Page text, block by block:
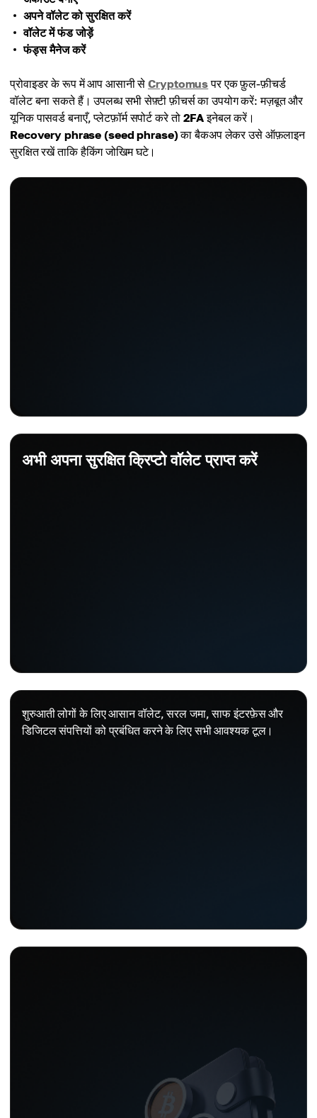
अपने वॉलेट को सुरक्षित करें
वॉलेट में फंड जोड़ें
फंड्स मैनेज करें
प्रोवाइडर के रूप में आप आसानी सेCryptomusपर एक फ़ुल-फ़ीचर्ड
वॉलेट बना सकते हैं। उपलब्ध सभी सेफ़्टी फ़ीचर्स का उपयोग करें: मज़बूत और
यूनिक पासवर्ड बनाएँ, प्लेटफ़ॉर्म सपोर्ट करे तो 2FAइनेबल करें।
Recovery phrase (seed phrase)का बैकअप लेकर उसे ऑफ़लाइन
सुरक्षित रखें ताकि हैकिंग जोखिम घटे।
अभी अपना सुरक्षित क्रिप्टो वॉलेट प्राप्त करें
शुरुआती लोगों के लिए आसान वॉलेट, सरल जमा, साफ इंटरफ़ेस और
डिजिटल संपत्तियों को प्रबंधित करने के लिए सभी आवश्यक टूल।